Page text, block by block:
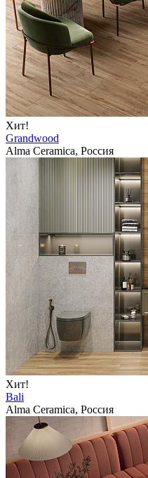
Хит!
Grandwood
Alma Ceramica, Россия
Хит!
Bali
Alma Ceramica, Россия